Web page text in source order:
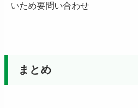
いため要問い合わせ
まとめ